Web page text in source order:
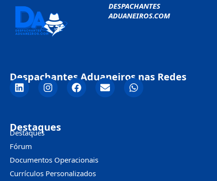
DESPACHANTES
ADUANEIROS.COM
Despachantes Aduaneiros nas Redes
Destaques
Destaques
Fórum
Documentos Operacionais
Currículos Personalizados